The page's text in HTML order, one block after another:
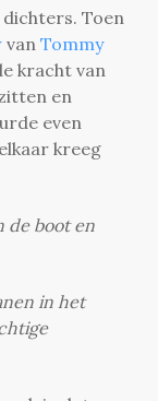
Toen
van Tommy
kracht van
en
even
kreeg
de boot en
in het